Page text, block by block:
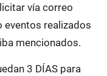
vía correo
eventos realizados
mencionados.
3 DÍAS para